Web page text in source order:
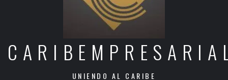
UNIENDO AL CARIBE